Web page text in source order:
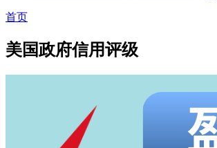
首页
美国政府信用评级